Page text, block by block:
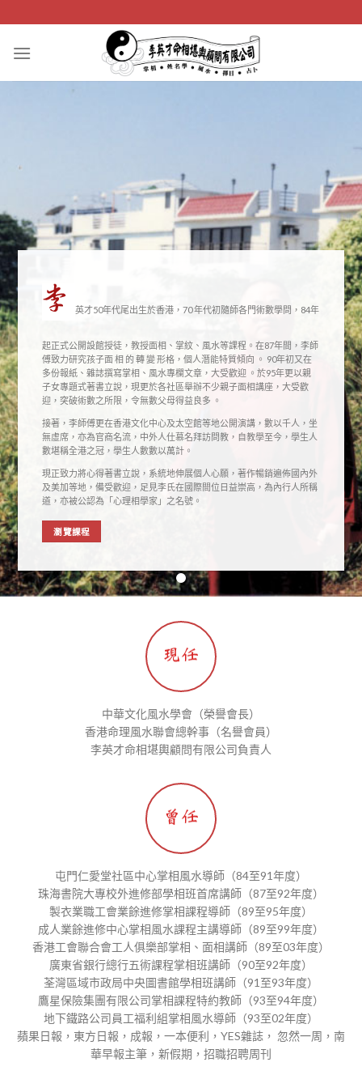
to
content
英才50年代尾出生於香港，70 年代初隨師各門術數學問，84年
起正式公開設館授徒，教授面相、掌紋、風水等課程。在87年間，李師
傅致力研究孩子面 相 的 轉 變 形格，個人潛能特質傾向 。 90年初又在
多份報紙、雜誌撰寫掌相、風水專欄文章，大受歡迎 。於95年更以親
子女專題式著書立說，現更於各社區舉辦不少親子面相講座，大受歡
迎，突破術數之所限，令無數父母得益良多 。
接著，李師傅更在香港文化中心及太空館等地公開演講，數以千人，坐
無虛席，亦為官商名流，中外人仕慕名拜訪問教，自教學至今，學生人
數堪稱全港之冠，學生人數數以萬計。
現正致力將心得著書立說，系統地伸展個人心願，著作暢銷遍佈國內外
及美加等地，備受歡迎，足見李氏在國際間位日益崇高，為內行人所稱
道，亦被公認為「心理相學家」之名號。
瀏覽課程
中華文化風水學會（榮譽會長）
香港命理風水聯會總幹事（名譽會員）
李英才命相堪輿顧問有限公司負責人
屯門仁愛堂社區中心掌相風水導師（84至91年度）
珠海書院大專校外進修部學相班首席講師（87至92年度）
製衣業職工會業餘進修掌相課程導師（89至95年度）
成人業餘進修中心掌相風水課程主講導師（89至99年度）
香港工會聯合會工人俱樂部掌相、面相講師（89至03年度）
廣東省銀行總行五術課程掌相班講師（90至92年度）
荃灣區域市政局中央圖書館學相班講師（91至93年度）
鷹星保險集團有限公司掌相課程特約教師（93至94年度）
地下鐵路公司員工福利組掌相風水導師（93至02年度）
蘋果日報，東方日報，成報，一本便利，YES雜誌， 忽然一周，南
華早報主筆，新假期，招職招聘周刊